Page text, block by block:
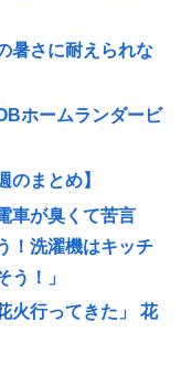
暑さに耐えられな
ホームランダービ
のまとめ】
車が臭くて苦言
！洗濯機はキッチ
う！」
火行ってきた」 花